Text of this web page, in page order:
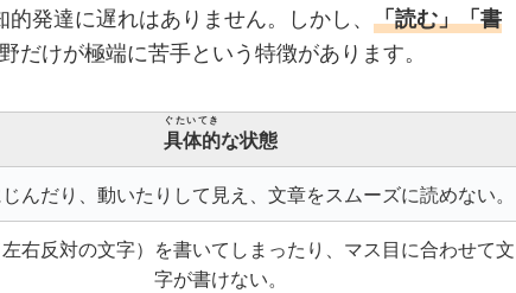
的発達に遅れはありません。しかし、 「読む」「書
だけが極端に苦手という特徴があります。
具体的
ぐたいてき
な状態
んだり、動いたりして見え、文章をスムーズに読めない。
右反対の文字）を書いてしまったり、マス目に合わせて文
字が書けない。